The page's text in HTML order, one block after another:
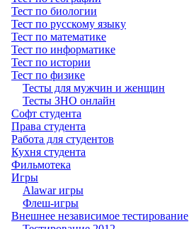
Тест по биологии
Тест по русскому языку
Тест по математике
Тест по информатике
Тест по истории
Тест по физике
Тесты для мужчин и женщин
Тесты ЗНО онлайн
Софт студента
Права студента
Работа для студентов
Кухня студента
Фильмотека
Игры
Alawar игры
Флеш-игры
Внешнее независимое тестирование